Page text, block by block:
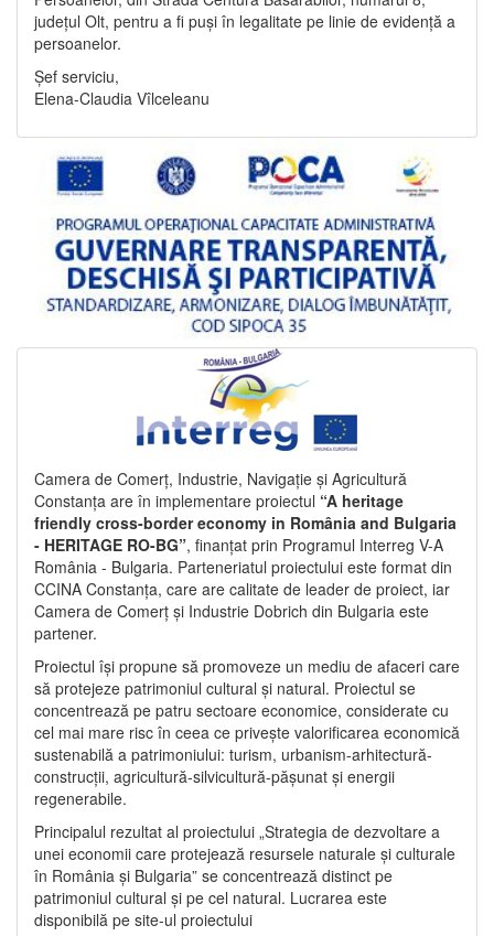
județul Olt, pentru a fi puși în legalitate pe linie de evidență a
persoanelor.
Șef serviciu,
Elena-Claudia Vîlceleanu
Camera de Comerț, Industrie, Navigație și Agricultură
Constanța are în implementare proiectul “A heritage
friendly cross-border economy in România and Bulgaria
- HERITAGE RO-BG”, finanțat prin Programul Interreg V-A
România - Bulgaria. Parteneriatul proiectului este format din
CCINA Constanța, care are calitate de leader de proiect, iar
Camera de Comerț și Industrie Dobrich din Bulgaria este
partener.
Proiectul își propune să promoveze un mediu de afaceri care
să protejeze patrimoniul cultural și natural. Proiectul se
concentrează pe patru sectoare economice, considerate cu
cel mai mare risc în ceea ce privește valorificarea economică
sustenabilă a patrimoniului: turism, urbanism-arhitectură-
construcții, agricultură-silvicultură-pășunat și energii
regenerabile.
Principalul rezultat al proiectului „Strategia de dezvoltare a
unei economii care protejează resursele naturale și culturale
în România și Bulgaria” se concentrează distinct pe
patrimoniul cultural și pe cel natural. Lucrarea este
disponibilă pe site-ul proiectului